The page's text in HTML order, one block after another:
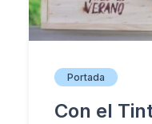
Portada
Con el